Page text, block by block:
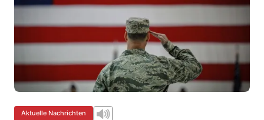
Aktuelle Nachrichten